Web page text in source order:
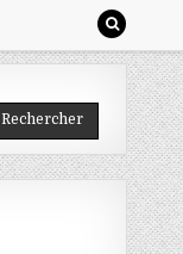
Rechercher